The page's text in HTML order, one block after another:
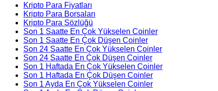
Kripto Para Fiyatları
Kripto Para Borsaları
Kripto Para Sözlüğü
Son 1 Saatte En Çok Yükselen Coinler
Son 1 Saatte En Çok Düşen Coinler
Son 24 Saatte En Çok Yükselen Coinler
Son 24 Saatte En Çok Düşen Coinler
Son 1 Haftada En Çok Yükselen Coinler
Son 1 Haftada En Çok Düşen Coinler
Son 1 Ayda En Çok Yükselen Coinler